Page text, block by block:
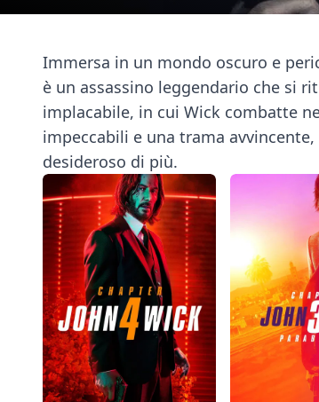
Immersa in un mondo oscuro e
è un assassino leggendario che si
implacabile, in cui Wick combatte
impeccabili e una trama
desideroso di più.